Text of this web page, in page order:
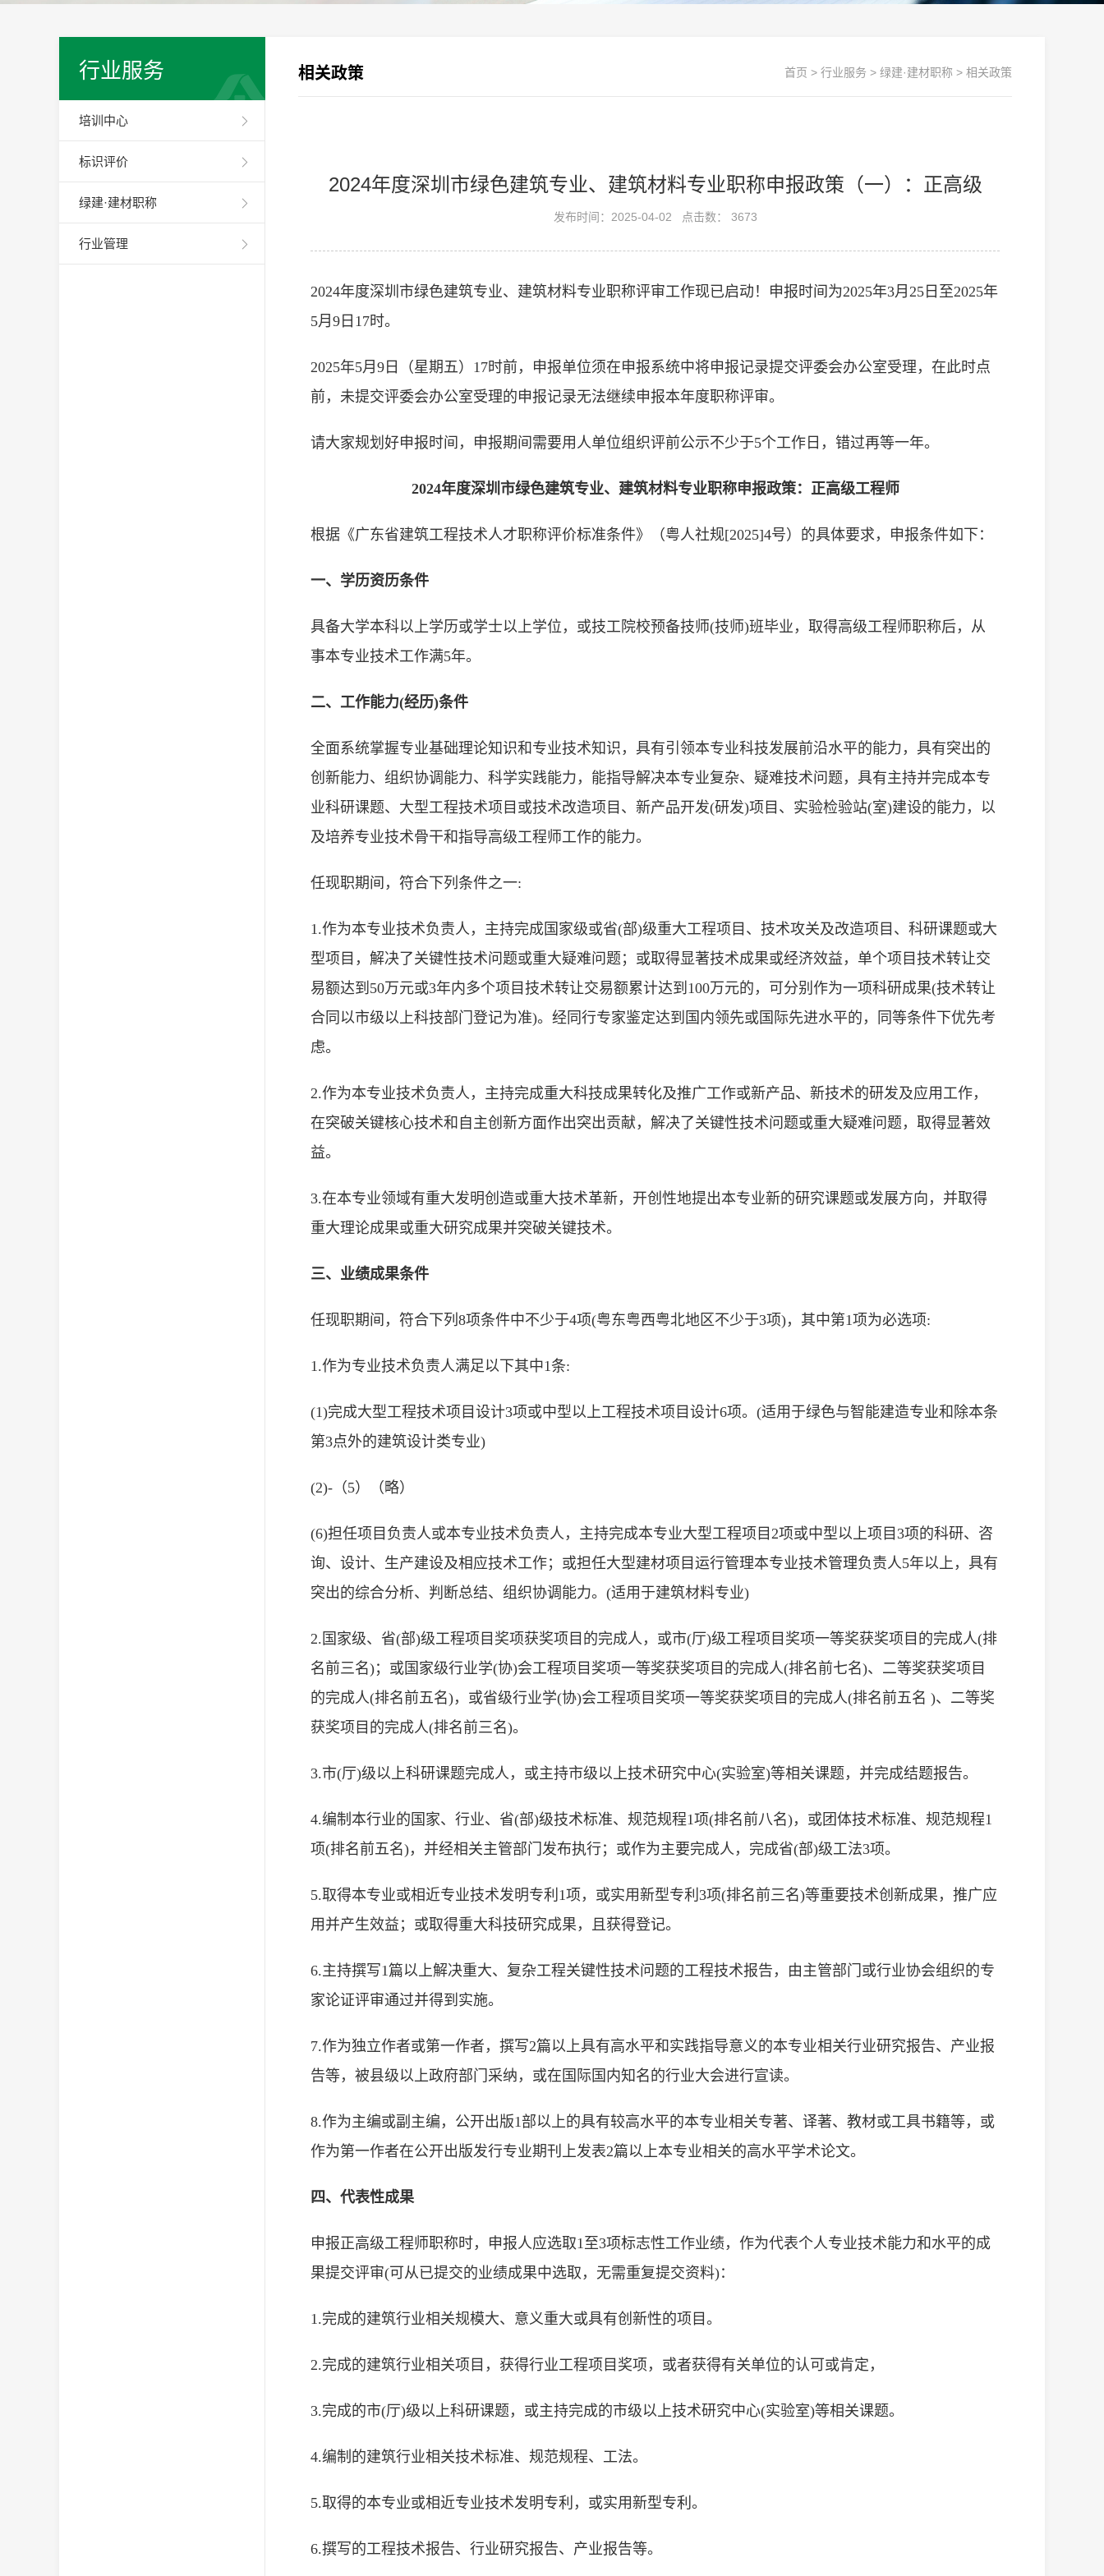
行业服务
培训中心
标识评价
绿建·建材职称
行业管理
相关政策 首页 > 行业服务 > 绿建·建材职称 > 相关政策
2024年度深圳市绿色建筑专业、建筑材料专业职称申报政策（一）：正高级
发布时间：2025-04-02 点击数： 3673
2024年度深圳市绿色建筑专业、建筑材料专业职称评审工作现已启动！申报时间为2025年3月25日至2025年
5月9日17时。
2025年5月9日（星期五）17时前，申报单位须在申报系统中将申报记录提交评委会办公室受理，在此时点
前，未提交评委会办公室受理的申报记录无法继续申报本年度职称评审。
请大家规划好申报时间，申报期间需要用人单位组织评前公示不少于5个工作日，错过再等一年。
2024年度深圳市绿色建筑专业、建筑材料专业职称申报政策：正高级工程师
根据《广东省建筑工程技术人才职称评价标准条件》（粤人社规[2025]4号）的具体要求，申报条件如下：
一、学历资历条件
具备大学本科以上学历或学士以上学位，或技工院校预备技师(技师)班毕业，取得高级工程师职称后，从
事本专业技术工作满5年。
二、工作能力(经历)条件
全面系统掌握专业基础理论知识和专业技术知识，具有引领本专业科技发展前沿水平的能力，具有突出的
创新能力、组织协调能力、科学实践能力，能指导解决本专业复杂、疑难技术问题，具有主持并完成本专
业科研课题、大型工程技术项目或技术改造项目、新产品开发(研发)项目、实验检验站(室)建设的能力，以
及培养专业技术骨干和指导高级工程师工作的能力。
任现职期间，符合下列条件之一:
1.作为本专业技术负责人，主持完成国家级或省(部)级重大工程项目、技术攻关及改造项目、科研课题或大
型项目，解决了关键性技术问题或重大疑难问题；或取得显著技术成果或经济效益，单个项目技术转让交
易额达到50万元或3年内多个项目技术转让交易额累计达到100万元的，可分别作为一项科研成果(技术转让
合同以市级以上科技部门登记为准)。经同行专家鉴定达到国内领先或国际先进水平的，同等条件下优先考
虑。
2.作为本专业技术负责人，主持完成重大科技成果转化及推广工作或新产品、新技术的研发及应用工作，
在突破关键核心技术和自主创新方面作出突出贡献，解决了关键性技术问题或重大疑难问题，取得显著效
益。
3.在本专业领域有重大发明创造或重大技术革新，开创性地提出本专业新的研究课题或发展方向，并取得
重大理论成果或重大研究成果并突破关键技术。
三、业绩成果条件
任现职期间，符合下列8项条件中不少于4项(粤东粤西粤北地区不少于3项)，其中第1项为必选项:
1.作为专业技术负责人满足以下其中1条:
(1)完成大型工程技术项目设计3项或中型以上工程技术项目设计6项。(适用于绿色与智能建造专业和除本条
第3点外的建筑设计类专业)
(2)-（5）（略）
(6)担任项目负责人或本专业技术负责人，主持完成本专业大型工程项目2项或中型以上项目3项的科研、咨
询、设计、生产建设及相应技术工作；或担任大型建材项目运行管理本专业技术管理负责人5年以上，具有
突出的综合分析、判断总结、组织协调能力。(适用于建筑材料专业)
2.国家级、省(部)级工程项目奖项获奖项目的完成人，或市(厅)级工程项目奖项一等奖获奖项目的完成人(排
名前三名)；或国家级行业学(协)会工程项目奖项一等奖获奖项目的完成人(排名前七名)、二等奖获奖项目
的完成人(排名前五名)，或省级行业学(协)会工程项目奖项一等奖获奖项目的完成人(排名前五名 )、二等奖
获奖项目的完成人(排名前三名)。
3.市(厅)级以上科研课题完成人，或主持市级以上技术研究中心(实验室)等相关课题，并完成结题报告。
4.编制本行业的国家、行业、省(部)级技术标准、规范规程1项(排名前八名)，或团体技术标准、规范规程1
项(排名前五名)，并经相关主管部门发布执行；或作为主要完成人，完成省(部)级工法3项。
5.取得本专业或相近专业技术发明专利1项，或实用新型专利3项(排名前三名)等重要技术创新成果，推广应
用并产生效益；或取得重大科技研究成果，且获得登记。
6.主持撰写1篇以上解决重大、复杂工程关键性技术问题的工程技术报告，由主管部门或行业协会组织的专
家论证评审通过并得到实施。
7.作为独立作者或第一作者，撰写2篇以上具有高水平和实践指导意义的本专业相关行业研究报告、产业报
告等，被县级以上政府部门采纳，或在国际国内知名的行业大会进行宣读。
8.作为主编或副主编，公开出版1部以上的具有较高水平的本专业相关专著、译著、教材或工具书籍等，或
作为第一作者在公开出版发行专业期刊上发表2篇以上本专业相关的高水平学术论文。
四、代表性成果
申报正高级工程师职称时，申报人应选取1至3项标志性工作业绩，作为代表个人专业技术能力和水平的成
果提交评审(可从已提交的业绩成果中选取，无需重复提交资料)：
1.完成的建筑行业相关规模大、意义重大或具有创新性的项目。
2.完成的建筑行业相关项目，获得行业工程项目奖项，或者获得有关单位的认可或肯定，
3.完成的市(厅)级以上科研课题，或主持完成的市级以上技术研究中心(实验室)等相关课题。
4.编制的建筑行业相关技术标准、规范规程、工法。
5.取得的本专业或相近专业技术发明专利，或实用新型专利。
6.撰写的工程技术报告、行业研究报告、产业报告等。